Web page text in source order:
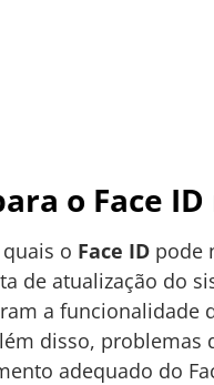
o Face
o Face ID pode
de atualização do
a funcionalidade
disso,
adequado do